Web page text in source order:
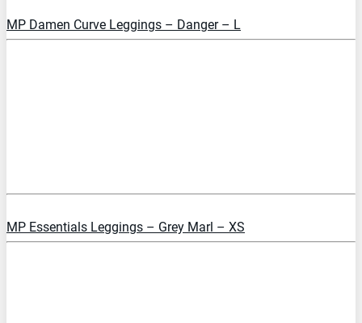
MP Damen Curve Leggings – Danger – L
MP Essentials Leggings – Grey Marl – XS